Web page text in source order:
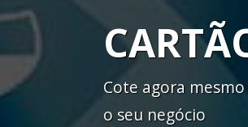
Cote agora
o seu negócio